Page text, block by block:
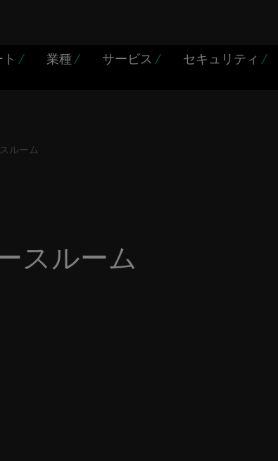
/ 業種 / サービス / セキュリティ /
ルーム
スルーム